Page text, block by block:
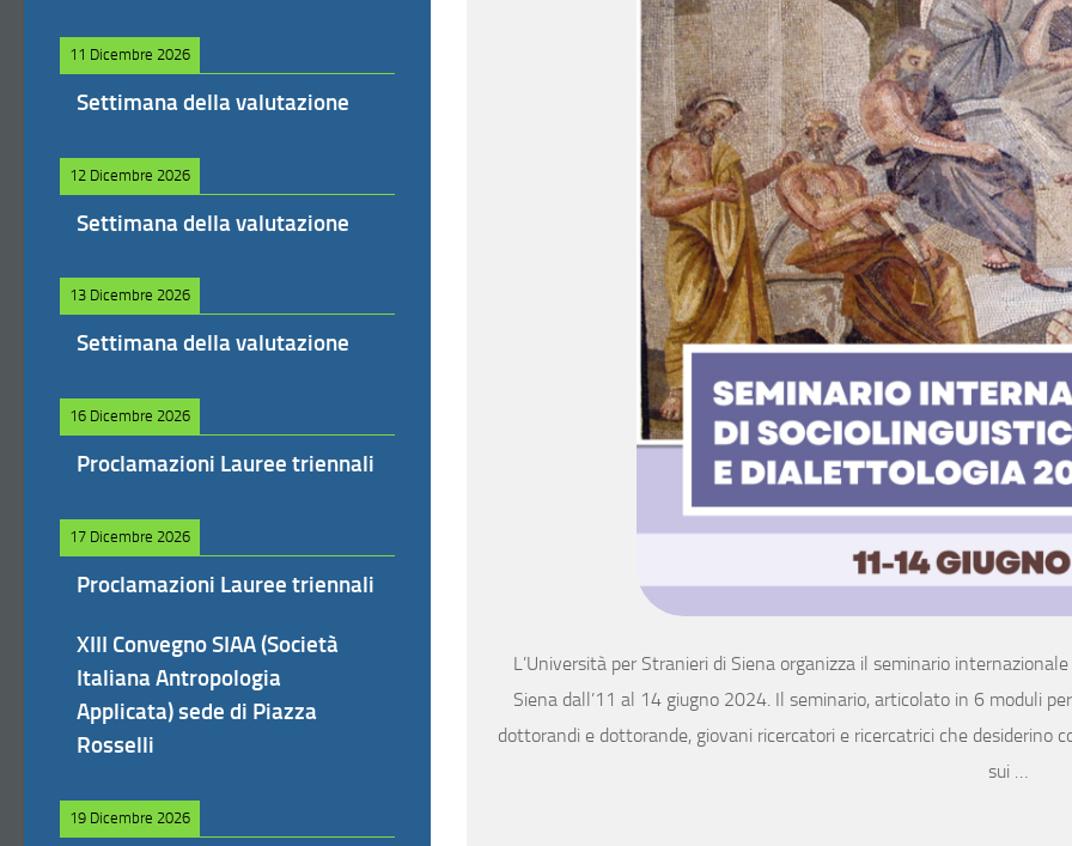
L’Università per Stranieri di Siena organizza il seminario
Siena dall’11 al 14 giugno 2024. Il seminario, articolato in 6 moduli
dottorandi e dottorande, giovani ricercatori e ricercatrici che desiderino
sui …
11 Dicembre 2026
Settimana della valutazione
12 Dicembre 2026
Settimana della valutazione
13 Dicembre 2026
Settimana della valutazione
16 Dicembre 2026
Proclamazioni Lauree triennali
17 Dicembre 2026
Proclamazioni Lauree triennali
XIII Convegno SIAA (Società
Italiana Antropologia
Applicata) sede di Piazza
Rosselli
19 Dicembre 2026